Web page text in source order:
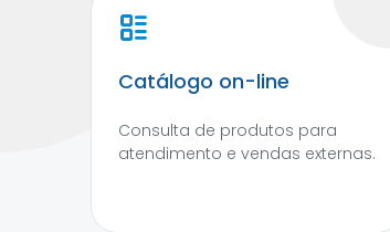
Catálogo on-line
Consulta de produtos para
atendimento e vendas externas.